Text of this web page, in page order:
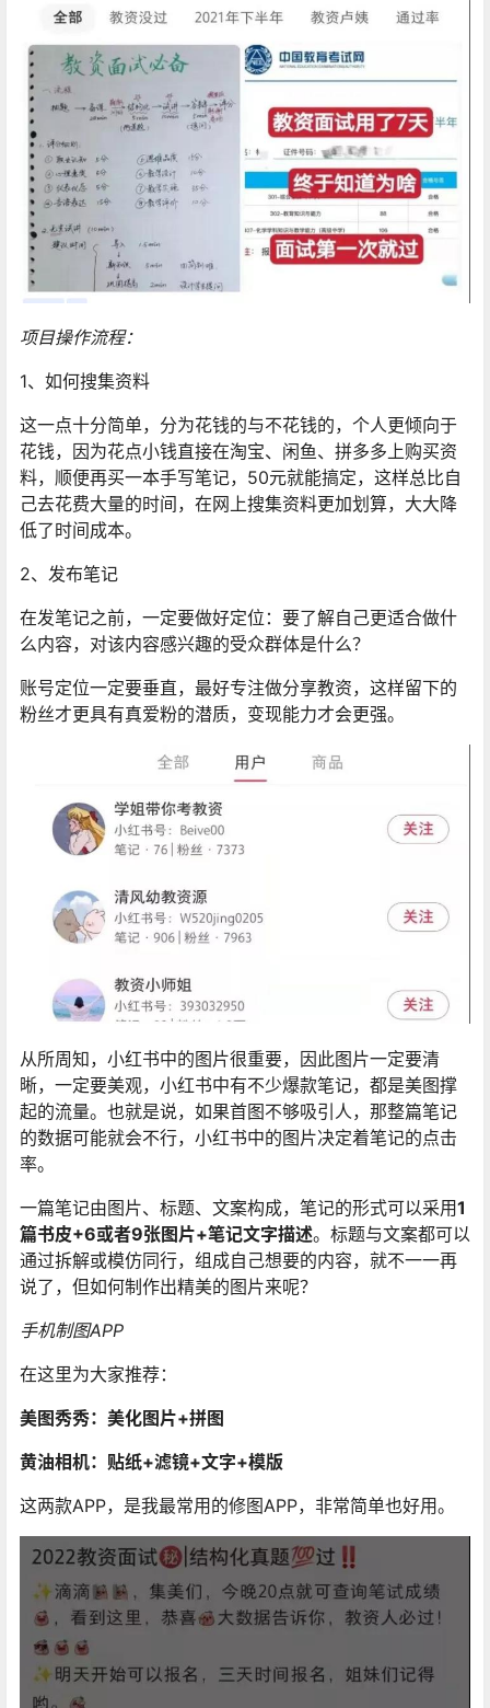
项目操作流程：
1、如何搜集资料
这一点十分简单，分为花钱的与不花钱的，个人更倾向于
花钱，因为花点小钱直接在淘宝、闲鱼、拼多多上购买资
料，顺便再买一本手写笔记，50元就能搞定，这样总比自
己去花费大量的时间，在网上搜集资料更加划算，大大降
低了时间成本。
2、发布笔记
在发笔记之前，一定要做好定位：要了解自己更适合做什
么内容，对该内容感兴趣的受众群体是什么？
账号定位一定要垂直，最好专注做分享教资，这样留下的
粉丝才更具有真爱粉的潜质，变现能力才会更强。
从所周知，小红书中的图片很重要，因此图片一定要清
晰，一定要美观，小红书中有不少爆款笔记，都是美图撑
起的流量。也就是说，如果首图不够吸引人，那整篇笔记
的数据可能就会不行，小红书中的图片决定着笔记的点击
率。
一篇笔记由图片、标题、文案构成，笔记的形式可以采用1
篇书皮+6或者9张图片+笔记文字描述。标题与文案都可以
通过拆解或模仿同行，组成自己想要的内容，就不一一再
说了，但如何制作出精美的图片来呢？
手机制图APP
在这里为大家推荐：
美图秀秀：美化图片+拼图
黄油相机：贴纸+滤镜+文字+模版
这两款APP，是我最常用的修图APP，非常简单也好用。